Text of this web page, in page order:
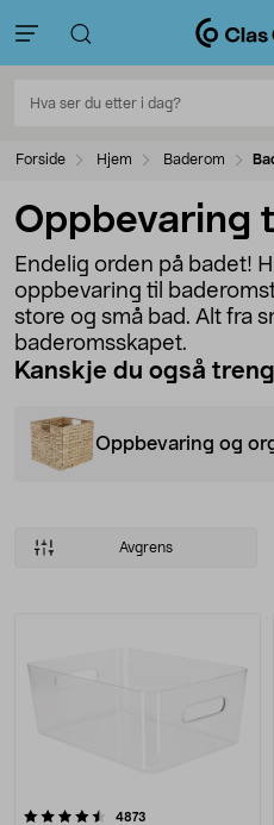
Forside Hjem Baderom
Oppbevaring
Endelig orden på badet!
oppbevaring til
store og små bad. Alt fra
baderomsskapet.
Kanskje du også
Oppbevaring og
Avgrens
4873
4.5 av 5 stjerner